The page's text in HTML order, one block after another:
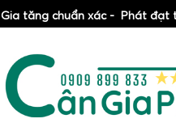
Gia tăng chuẩn xác - Phát đạt